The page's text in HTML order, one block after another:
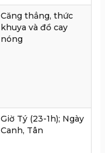
Căng thẳng, thức
khuya và đồ cay
nóng
Giờ Tý (23-1h); Ngày
Canh, Tân